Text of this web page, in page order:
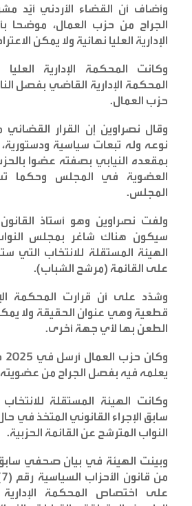
وأضاف أن القضاء الأردني أيّد
الجراح من حزب العمال، موضحا
الإدارية العليا نهائية ولا يمكن
وكانت المحكمة الإدارية العليا
المحكمة الإدارية القاضي بفصل
حزب العمال.
وقال نصراوين إن القرار القضائي
نوعه وله تبعات سياسية ودستورية،
بمقعده النيابي بصفته عضوا
العضوية في المجلس وحكما
المجلس.
ولفت نصراوين وهو أستاذ
سيكون هناك شاغر بمجلس
الهيئة المستقلة للانتخاب التي
على القائمة (مرشح الشباب).
وشدّد على أن قرارت المحكمة
قطعية وهي عنوان الحقيقة ولا
الطعن بها لأي جهة أخرى.
يعلمه فيه بفصل الجراح من عضويته
وكانت الهيئة المستقلة
سابق الإجراء القانوني المتخذ
النواب المترشح عن القائمة الحزبية.
على اختصاص المحكمة